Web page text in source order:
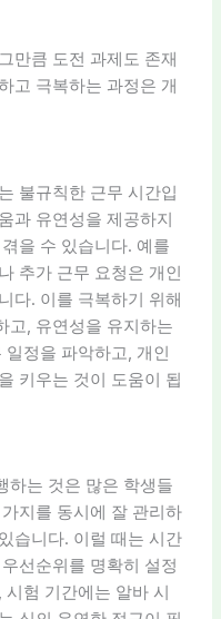
만큼 도전 과제도 존재
고 극복하는 과정은 개
불규칙한 근무 시간입
과 유연성을 제공하지
을 수 있습니다. 예를
추가 근무 요청은 개인
다. 이를 극복하기 위해
고, 유연성을 유지하는
정을 파악하고, 개인
키우는 것이 도움이 됩
하는 것은 많은 학생들
지를 동시에 잘 관리하
습니다. 이럴 때는 시간
선순위를 명확히 설정
험 기간에는 알바 시